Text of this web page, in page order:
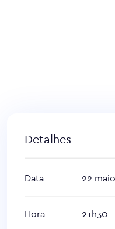
Detalhes
Data 22
Hora 21h30